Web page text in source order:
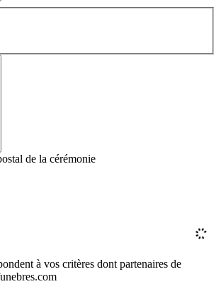
de la cérémonie
à vos critères dont partenaires de